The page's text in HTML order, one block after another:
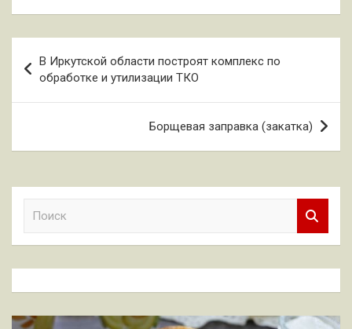
по
записям
В Иркутской области построят комплекс по
обработке и утилизации ТКО
Борщевая заправка (закатка)
к